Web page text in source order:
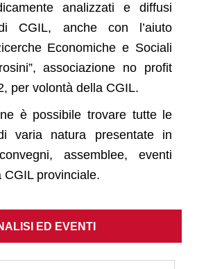
analizzati e diffusi
CGIL, anche con l’aiuto
Economiche e Sociali
associazione no profit
per volontà della CGIL.
è possibile trovare tutte le
varia natura presentate in
assemblee, eventi
provinciale.
ED EVENTI